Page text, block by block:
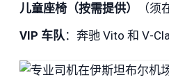
儿童座椅（按需提供）
（
VIP 车队 ：奔驰 Vito 和 V-